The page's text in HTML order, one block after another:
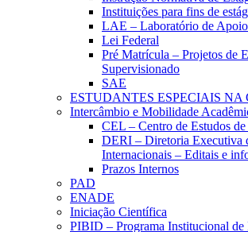
Instituições para fins de
LAE – Laboratório de Apoio
Lei Federal
Pré Matrícula – Projetos de
Supervisionado
SAE
ESTUDANTES ESPECIAIS
Intercâmbio e Mobilidade
CEL – Centro de Estudos
DERI – Diretoria Executiva
Internacionais – Editais e
Prazos Internos
PAD
ENADE
Iniciação Científica
PIBID – Programa Institucional de